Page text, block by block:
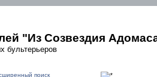
"Из Созвездия
бультерьеров